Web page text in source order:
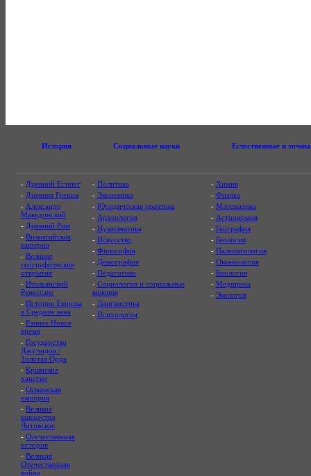
История Социальные науки Естественные и
- Древний Египет
- Древняя Греция
- Александр
Македонский
- Древний Рим
- Византийская
империя
- Великие
географические
открытия
- Итальянский
Ренессанс
- История Европы
в Средние века
- Раннее Новое
время
- Государство
Джучидов /
Золотая Орда
- Крымское
ханство
- Османская
империя
- Великое
княжество
Литовское
- Отечественная
история
- Великая
Отечественная
война
- Политика
- Экономика
- Юридическая практика
- Археология
- Нумизматика
- Искусство
- Философия
- Демография
- Педагогика
- Социология и социальные
явления
- Лингвистика
- Психология
- Химия
- Физика
- Математика
- Астрономия
- География
- Геология
- Палеонтология
- Океанология
- Биология
- Медицина
- Экология